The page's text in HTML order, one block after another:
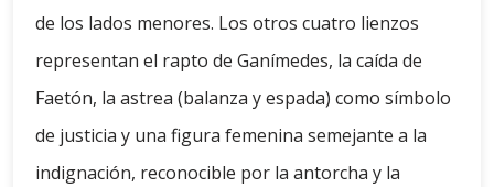
de los lados menores. Los otros cuatro lienzos
representan el rapto de Ganímedes, la caída de
Faetón, la astrea (balanza y espada) como símbolo
de justicia y una figura femenina semejante a la
indignación, reconocible por la antorcha y la